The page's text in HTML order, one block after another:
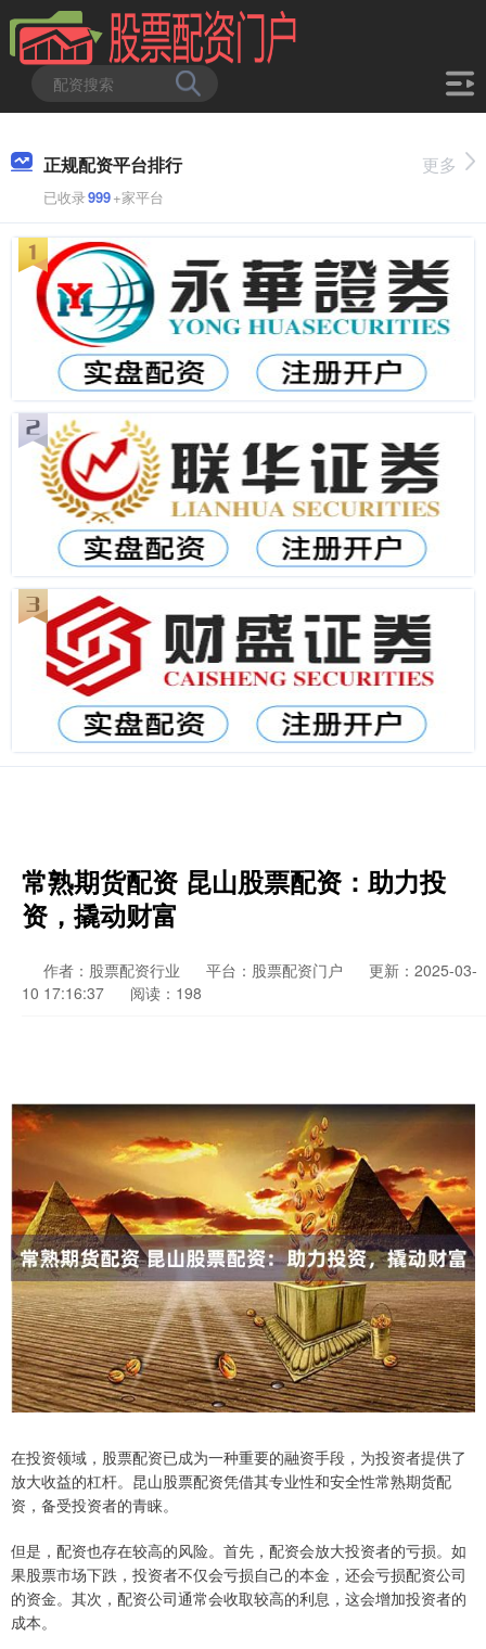
正规配资平台排行
已收录999+家平台
更多
常熟期货配资 昆山股票配资：助力投
资，撬动财富
作者：股票配资行业 平台：股票配资门户
更新：2025-03-
10 17:16:37
阅读：198
在投资领域，股票配资已成为一种重要的融资手段，为投资者提供了
放大收益的杠杆。昆山股票配资凭借其专业性和安全性常熟期货配
资，备受投资者的青睐。
但是，配资也存在较高的风险。首先，配资会放大投资者的亏损。如
果股票市场下跌，投资者不仅会亏损自己的本金，还会亏损配资公司
的资金。其次，配资公司通常会收取较高的利息，这会增加投资者的
成本。